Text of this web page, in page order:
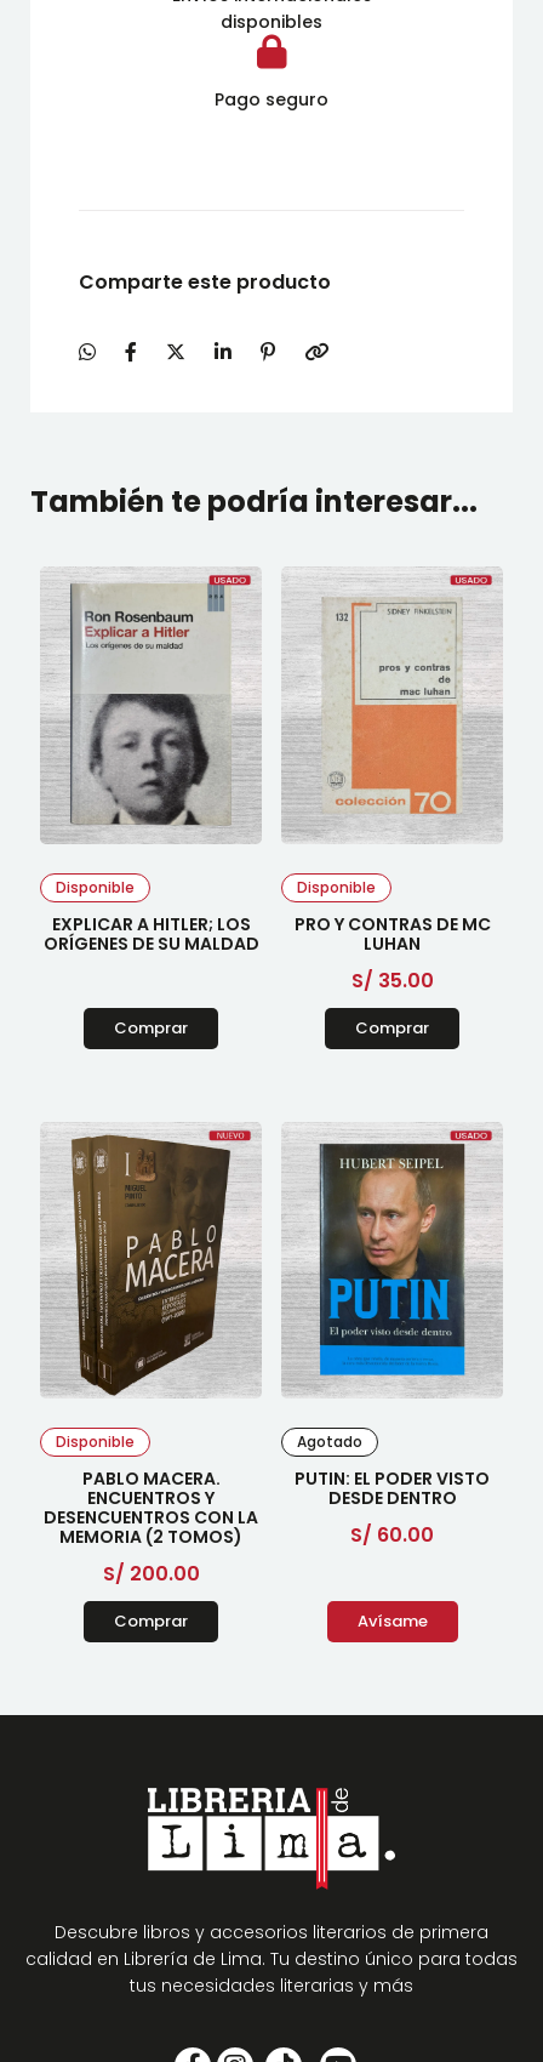
disponibles
Pago seguro
Comparte este producto
También te podría interesar...
Disponible
EXPLICAR A HITLER; LOS
ORÍGENES DE SU MALDAD
Comprar
Disponible
PRO Y CONTRAS DE MC
LUHAN
S/ 35.00
Comprar
Disponible
PABLO MACERA.
ENCUENTROS Y
DESENCUENTROS CON LA
MEMORIA (2 TOMOS)
S/ 200.00
Comprar
Agotado
PUTIN: EL PODER VISTO
DESDE DENTRO
S/ 60.00
Avísame
Descubre libros y accesorios literarios de primera
calidad en Librería de Lima. Tu destino único para todas
tus necesidades literarias y más